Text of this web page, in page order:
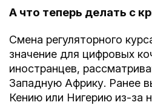
А что теперь делать с
Смена регуляторного
значение для цифровых
иностранцев,
Западную Африку. Ранее
Кению или Нигерию из-за